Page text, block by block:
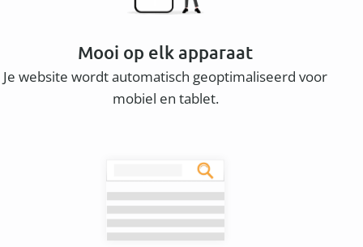
Mooi op elk apparaat
Je website wordt automatisch geoptimaliseerd voor
mobiel en tablet.